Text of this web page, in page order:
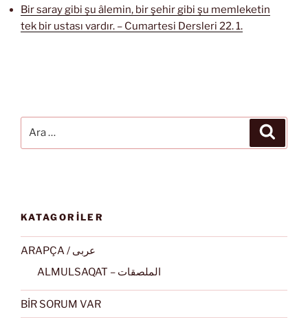
Bir saray gibi şu âlemin, bir şehir gibi şu memleketin
tek bir ustası vardır. – Cumartesi Dersleri 22. 1.
KATAGORİLER
ARAPÇA / عربى
ALMULSAQAT – الملصقات
BİR SORUM VAR